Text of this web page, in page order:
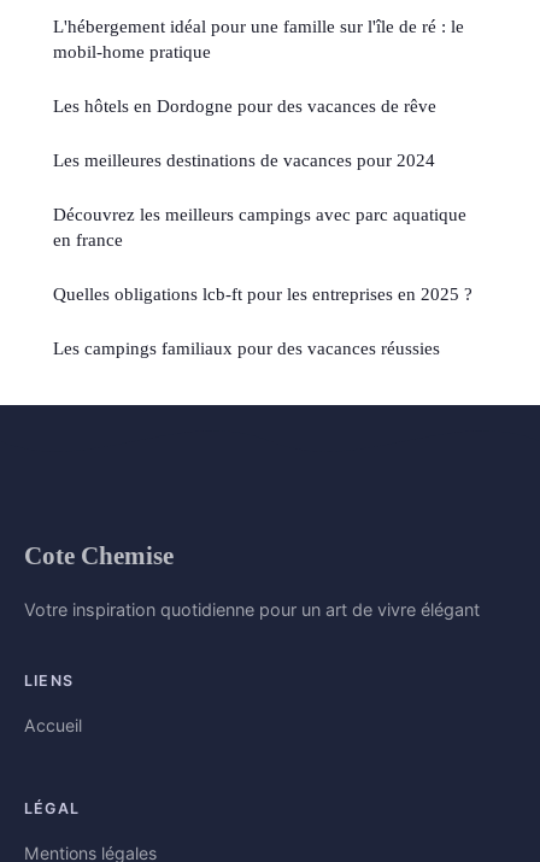
L'hébergement idéal pour une famille sur l'île de ré : le
mobil-home pratique
Les hôtels en Dordogne pour des vacances de rêve
Les meilleures destinations de vacances pour 2024
Découvrez les meilleurs campings avec parc aquatique
en france
Quelles obligations lcb-ft pour les entreprises en 2025 ?
Les campings familiaux pour des vacances réussies
Cote Chemise
Votre inspiration quotidienne pour un art de vivre élégant
LIENS
Accueil
LÉGAL
Mentions légales